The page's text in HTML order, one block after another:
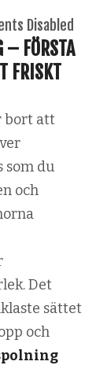
Disabled
– FÖRSTA
FRISKT
bort att
som du
och
Det
sättet
och